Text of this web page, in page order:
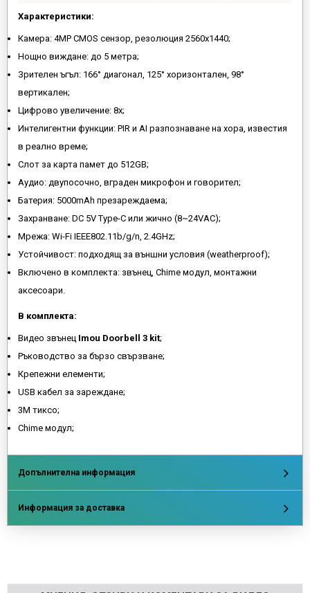
Характеристики:
Камера: 4MP CMOS сензор, резолюция 2560x1440;
Нощно виждане: до 5 метра;
Зрителен ъгъл: 166° диагонал, 125° хоризонтален, 98°
вертикален;
Цифрово увеличение: 8x;
Интелигентни функции: PIR и AI разпознаване на хора, известия
в реално време;
Слот за карта памет до 512GB;
Аудио: двупосочно, вграден микрофон и говорител;
Батерия: 5000mAh презареждаема;
Захранване: DC 5V Type-C или жично (8~24VAC);
Мрежа: Wi-Fi IEEE802.11b/g/n, 2.4GHz;
Устойчивост: подходящ за външни условия (weatherproof);
Включено в комплекта: звънец, Chime модул, монтажни
аксесоари.
В комплекта:
Видео звънец Imou Doorbell 3 kit;
Ръководство за бързо свързване;
Крепежни елементи;
USB кабел за зареждане;
3М тиксо;
Chime модул;
Допълнителна информация
Информация за доставка